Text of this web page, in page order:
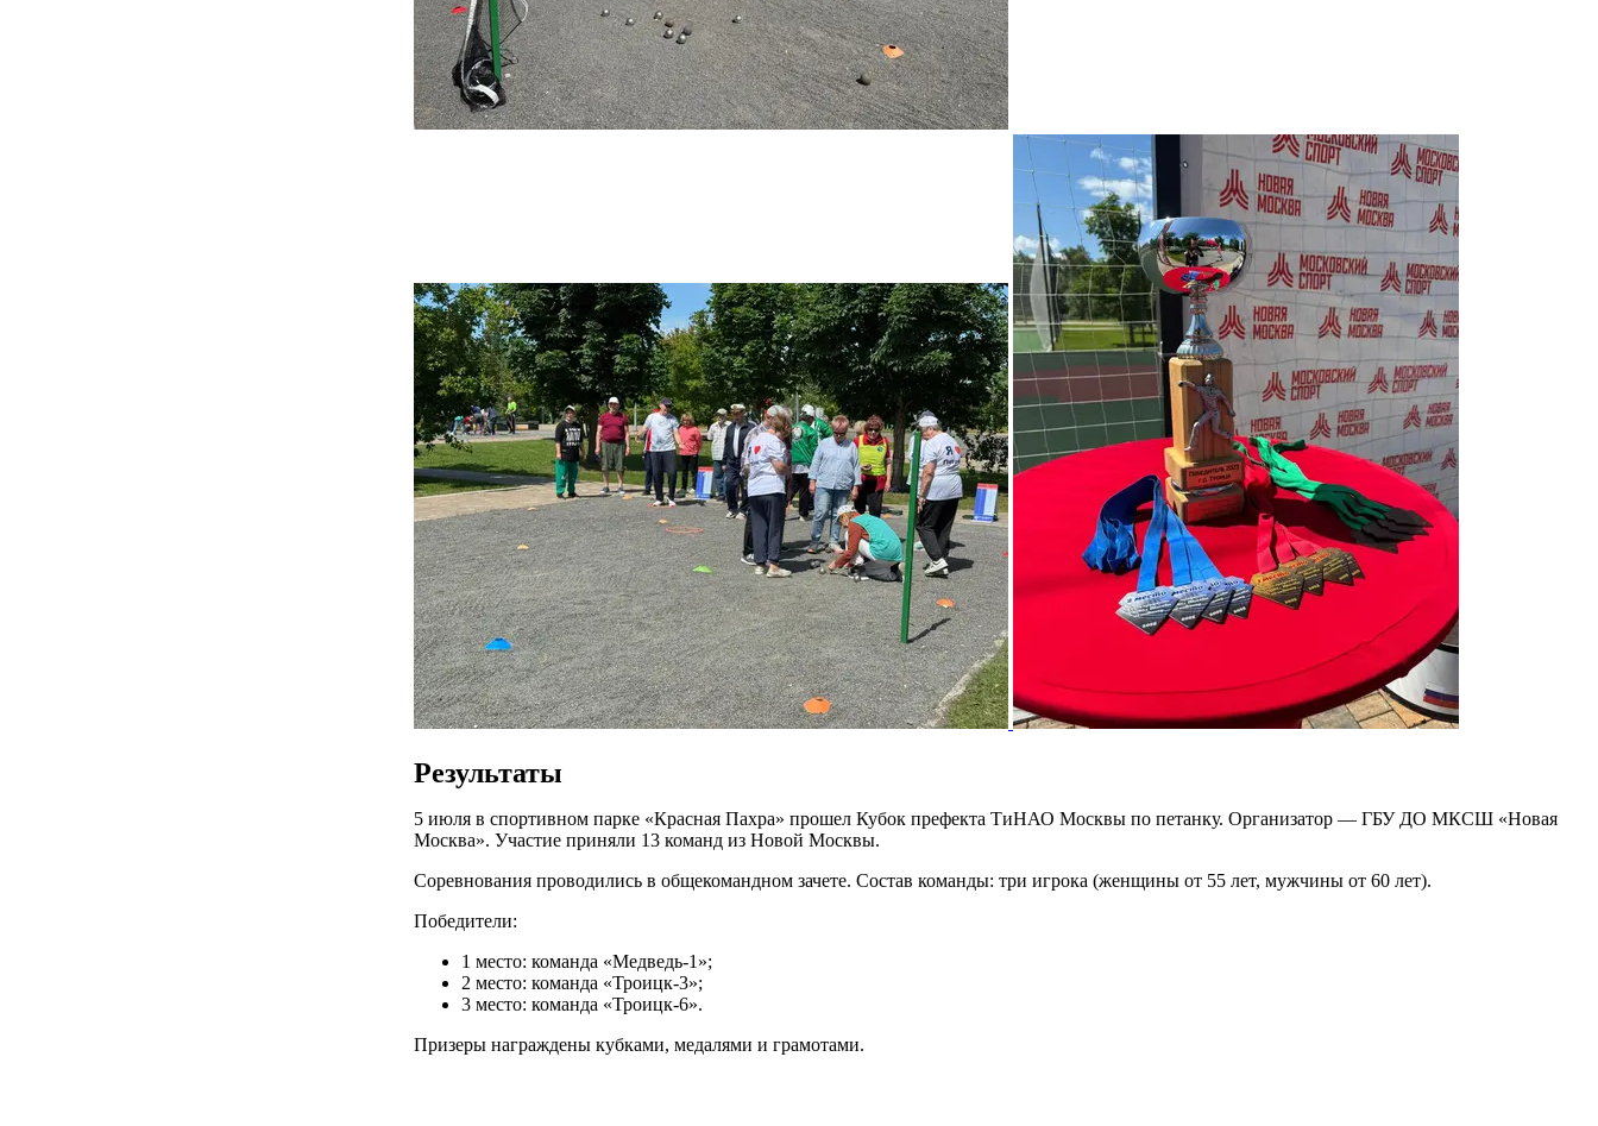
Результаты
5 июля в спортивном парке «Красная Пахра» прошел Кубок префекта ТиНАО Москвы по петанку. Организатор — ГБУ ДО МКСШ «Новая
Москва». Участие приняли 13 команд из Новой Москвы.
Соревнования проводились в общекомандном зачете. Состав команды: три игрока (женщины от 55 лет, мужчины от 60 лет).
Победители:
1 место: команда «Медведь-1»;
2 место: команда «Троицк-3»;
3 место: команда «Троицк-6».
Призеры награждены кубками, медалями и грамотами.